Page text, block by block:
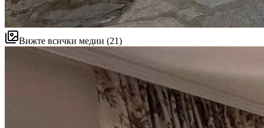
Вижте всички медии (21)